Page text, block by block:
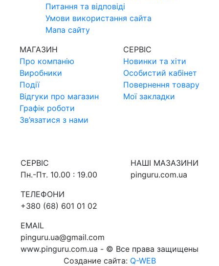
Питання та вiдповiдi
Умови використання сайта
Мапа сайту
МАГАЗИН
Про компанiю
Виробники
Події
Відгуки про магазин
Графік роботи
Зв’язатися з нами
СЕРВIС
Новинки та хiти
Особистий кабінет
Повернення товару
Мої закладки
СЕРВIС
Пн.-Пт. 10.00 : 19.00
ТЕЛЕФОНИ
+380 (68) 601 01 02
EMAIL
pinguru.ua@gmail.com
НАШI МАЗАЗИНИ
pinguru.com.ua
www.pinguru.com.ua - © Все права защищены
Создание сайта: Q-WEB